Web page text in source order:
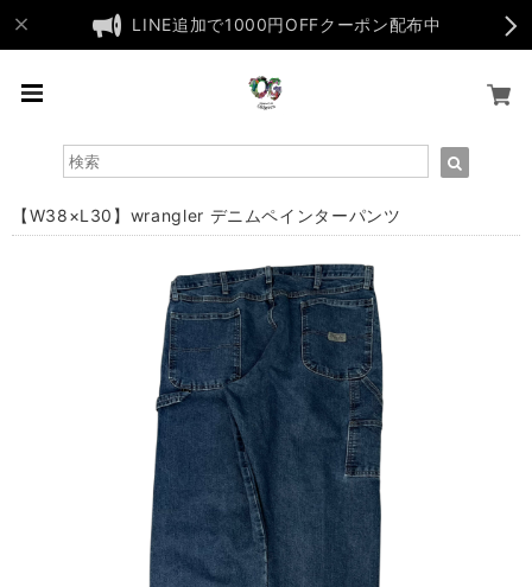
LINE追加で1000円OFFクーポン配布中
【W38×L30】wrangler デニムペインターパンツ